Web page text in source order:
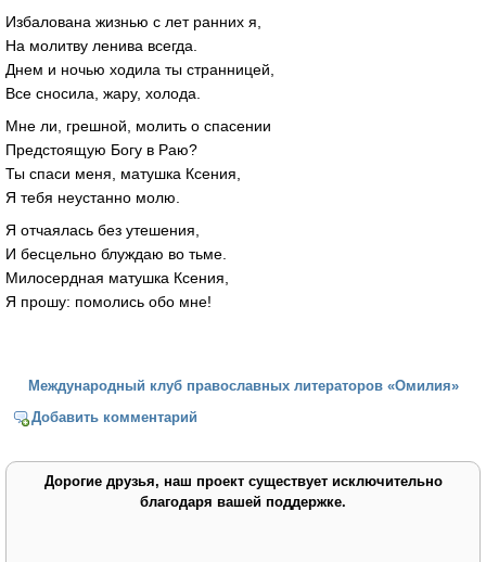
Избалована жизнью с лет ранних я,
На молитву ленива всегда.
Днем и ночью ходила ты странницей,
Все сносила, жару, холода.
Мне ли, грешной, молить о спасении
Предстоящую Богу в Раю?
Ты спаси меня, матушка Ксения,
Я тебя неустанно молю.
Я отчаялась без утешения,
И бесцельно блуждаю во тьме.
Милосердная матушка Ксения,
Я прошу: помолись обо мне!
Международный клуб православных литераторов «Омилия»
Добавить комментарий
Дорогие друзья, наш проект существует исключительно
благодаря вашей поддержке.